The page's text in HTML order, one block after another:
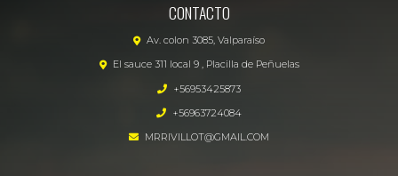
CONTACTO
Av. colon 3085, Valparaíso
El sauce 311 local 9 , Placilla de Peñuelas
+56953425873
+56963724084
MRRIVILLOT@GMAIL.COM